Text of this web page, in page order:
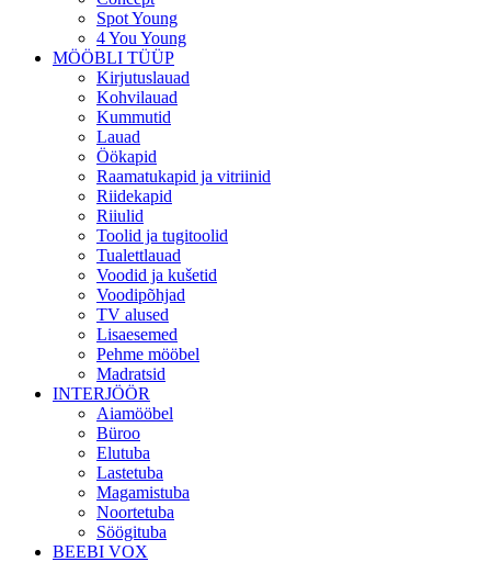
Spot Young
4 You Young
MÖÖBLI TÜÜP
Kirjutuslauad
Kohvilauad
Kummutid
Lauad
Öökapid
Raamatukapid ja vitriinid
Riidekapid
Riiulid
Toolid ja tugitoolid
Tualettlauad
Voodid ja kušetid
Voodipõhjad
TV alused
Lisaesemed
Pehme mööbel
Madratsid
INTERJÖÖR
Aiamööbel
Büroo
Elutuba
Lastetuba
Magamistuba
Noortetuba
Söögituba
BEEBI VOX